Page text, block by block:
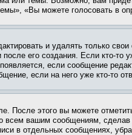
«Вы можете голосовать в
и удалять только
его создания. Если кто-
если сообщение
если на него уже кто-то
После этого вы можете
вашим сообщениям,
в отдельных сообщениях,